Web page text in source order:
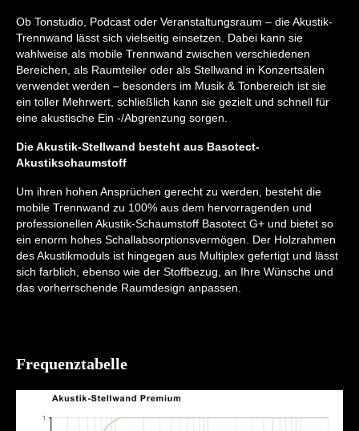
Ob Tonstudio, Podcast oder Veranstaltungsraum – die Akustik-
Trennwand lässt sich vielseitig einsetzen. Dabei kann sie
wahlweise als mobile Trennwand zwischen verschiedenen
Bereichen, als Raumteiler oder als Stellwand in Konzertsälen
verwendet werden – besonders im Musik & Tonbereich ist sie
ein toller Mehrwert, schließlich kann sie gezielt und schnell für
eine akustische Ein -/Abgrenzung sorgen.
Die Akustik-Stellwand besteht aus Basotect-
Akustikschaumstoff
Um ihren hohen Ansprüchen gerecht zu werden, besteht die
mobile Trennwand zu 100% aus dem hervorragenden und
professionellen Akustik-Schaumstoff Basotect G+ und bietet so
ein enorm hohes Schallabsorptionsvermögen. Der Holzrahmen
des Akustikmoduls ist hingegen aus Multiplex gefertigt und lässt
sich farblich, ebenso wie der Stoffbezug, an Ihre Wünsche und
das vorherrschende Raumdesign anpassen.
Frequenztabelle